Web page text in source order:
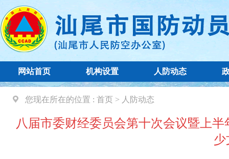
网站首页 机构设置 人防动态
您现在所在的位置 : 首页 > 人防动态
八届市委财经委员会第十次会议暨上
少